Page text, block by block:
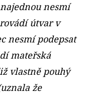
nesmí
útvar v
nesmí podepsat
mateřská
vlastně pouhý
že